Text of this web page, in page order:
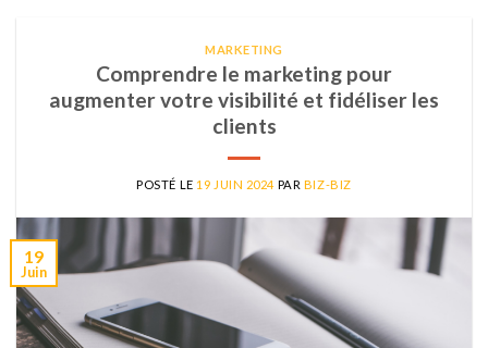
MARKETING
Comprendre le marketing pour
augmenter votre visibilité et fidéliser les
clients
POSTÉ LE 19 JUIN 2024 PAR BIZ-BIZ
19
Juin